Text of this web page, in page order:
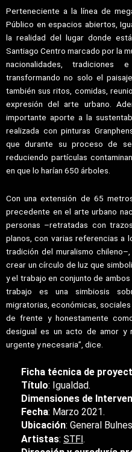
Perteneciente a la línea de
Público en espacios abiertos,
la realidad del lugar donde
Santiago Centro marcado por la
nacionalidades,
transformando no solo el
también sus ritos, comidas,
expresión del arte urbano.
importante aporte a la
realizada con pinturas
que durante su proceso de
reduciendo partículas
en que lo harían 650 árboles.
Con una extensión de 65
precedente en el arte urbano
personas –retratadas con
planos, con varias referencias a
tradición del muralismo
crear un círculo de luz que
y el trabajo en conjunto de
trabajo es una simbiosis
migratorias, económicas, sociales
de frente y honestamente
desigual es un acto de amor y
urgente y necesaria”, dice.
Ficha técnica de
Título: Igualdad.
Dimensiones de
Fecha: Marzo 2021.
Ubicación: General
Artistas: STFI.